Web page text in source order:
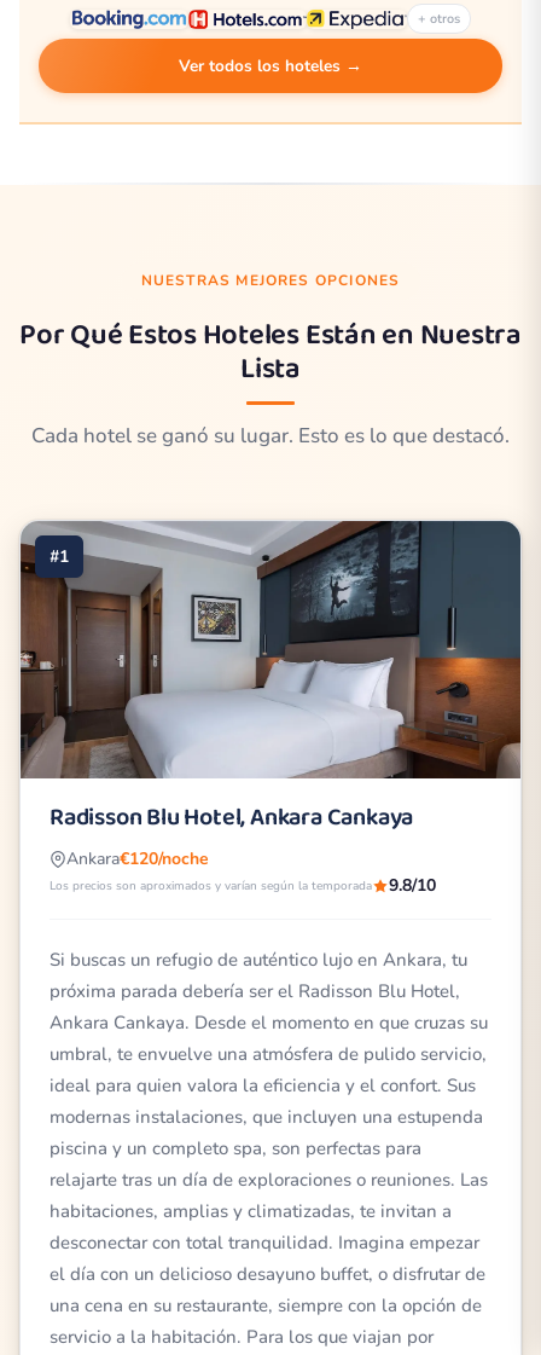
+ otros
Ver todos los hoteles →
NUESTRAS MEJORES OPCIONES
Por Qué Estos Hoteles Están en Nuestra
Lista
Cada hotel se ganó su lugar. Esto es lo que destacó.
#1
Radisson Blu Hotel, Ankara Cankaya
Ankara€120/noche
Los precios son aproximados y varían según la temporada 9.8/10
Si buscas un refugio de auténtico lujo en Ankara, tu
próxima parada debería ser el Radisson Blu Hotel,
Ankara Cankaya. Desde el momento en que cruzas su
umbral, te envuelve una atmósfera de pulido servicio,
ideal para quien valora la eficiencia y el confort. Sus
modernas instalaciones, que incluyen una estupenda
piscina y un completo spa, son perfectas para
relajarte tras un día de exploraciones o reuniones. Las
habitaciones, amplias y climatizadas, te invitan a
desconectar con total tranquilidad. Imagina empezar
el día con un delicioso desayuno buffet, o disfrutar de
una cena en su restaurante, siempre con la opción de
servicio a la habitación. Para los que viajan por